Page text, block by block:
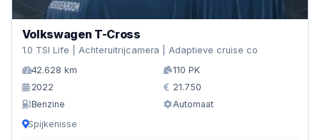
Volkswagen T-Cross
1.0 TSI Life | Achteruitrijcamera | Adaptieve cruise co
42.628 km
110 PK
2022
21.750
Benzine
Automaat
Spijkenisse